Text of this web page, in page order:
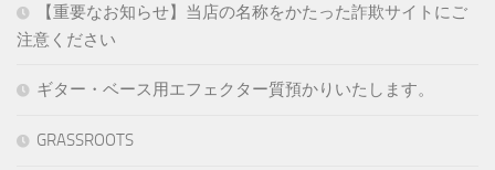
【重要なお知らせ】当店の名称をかたった詐欺サイトにご
注意ください
ギター・ベース用エフェクター質預かりいたします。
GRASSROOTS